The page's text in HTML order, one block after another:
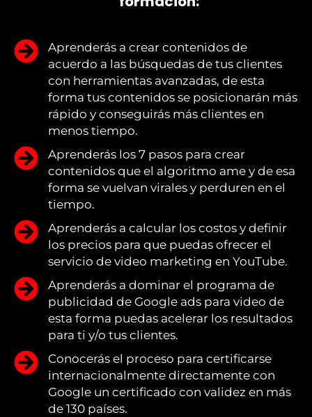
Aprenderás a crear contenidos de
acuerdo a las búsquedas de tus clientes
con herramientas avanzadas, de esta
forma tus contenidos se posicionarán más
rápido y conseguirás más clientes en
menos tiempo.
Aprenderás los 7 pasos para crear
contenidos que el algoritmo ame y de esa
forma se vuelvan virales y perduren en el
tiempo.
Aprenderás a calcular los costos y definir
los precios para que puedas ofrecer el
servicio de video marketing en YouTube.
Aprenderás a dominar el programa de
publicidad de Google ads para video de
esta forma puedas acelerar los resultados
para ti y/o tus clientes.
Conocerás el proceso para certificarse
internacionalmente directamente con
Google un certificado con validez en más
de 130 países.